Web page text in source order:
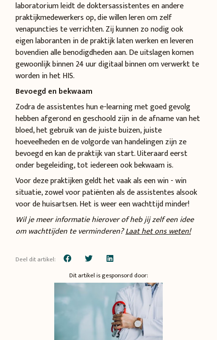
laboratorium leidt de doktersassistentes en andere
praktijkmedewerkers op, die willen leren om zelf
venapuncties te verrichten. Zij kunnen zo nodig ook
eigen laboranten in de praktijk laten werken en leveren
bovendien alle benodigdheden aan. De uitslagen komen
gewoonlijk binnen 24 uur digitaal binnen om verwerkt te
worden in het HIS.
Bevoegd en bekwaam
Zodra de assistentes hun e-learning met goed gevolg
hebben afgerond en geschoold zijn in de afname van het
bloed, het gebruik van de juiste buizen, juiste
hoeveelheden en de volgorde van handelingen zijn ze
bevoegd en kan de praktijk van start. Uiteraard eerst
onder begeleiding, tot iedereen ook bekwaam is.
Voor deze praktijken geldt het vaak als een win - win
situatie, zowel voor patiënten als de assistentes alsook
voor de huisartsen. Het is weer een wachttijd minder!
Wil je meer informatie hierover of heb jij zelf een idee
om wachttijden te verminderen?Laat het ons weten!
Deel dit artikel:
Dit artikel is gesponsord door: